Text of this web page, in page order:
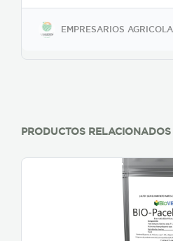
por ejemplo, debido a sus
calmantes,
antidepresivas. Así como
EMPRESARIOS
PRODUCTOS RELACIONADOS